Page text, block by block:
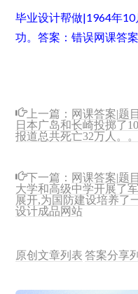
毕业设计帮做|1964年
功。答案：错误网课答
上一篇： 网课答案|题
日本广岛和长崎投掷了
报道总共死亡32万人。
下一篇： 网课答案|题
大学和高级中学开展了
展开,为国防建设培养了
设计成品网站
原创文章列表 答案分享